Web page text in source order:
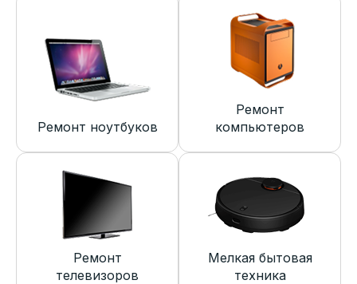
Ремонт ноутбуков
Ремонт
компьютеров
Ремонт
телевизоров
Мелкая бытовая
техника